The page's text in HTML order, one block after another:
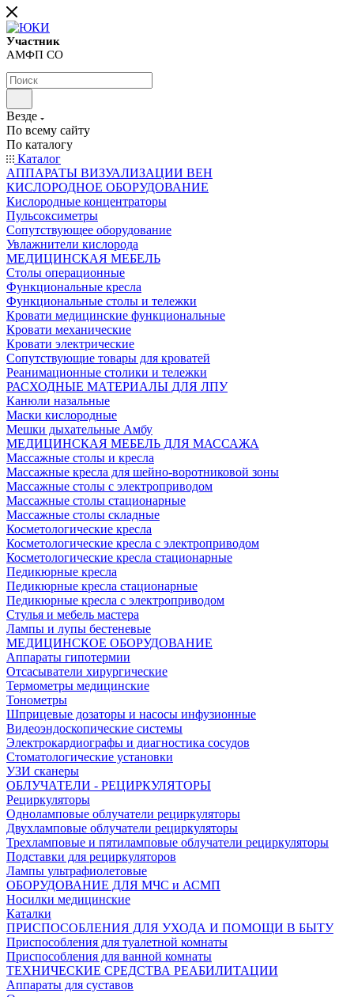
Участник
АМФП СО
Везде
По всему сайту
По каталогу
Каталог
АППАРАТЫ ВИЗУАЛИЗАЦИИ ВЕН
КИСЛОРОДНОЕ ОБОРУДОВАНИЕ
Кислородные концентраторы
Пульсоксиметры
Сопутствующее оборудование
Увлажнители кислорода
МЕДИЦИНСКАЯ МЕБЕЛЬ
Столы операционные
Функциональные кресла
Функциональные столы и тележки
Кровати медицинские функциональные
Кровати механические
Кровати электрические
Сопутствующие товары для кроватей
Реанимационные столики и тележки
РАСХОДНЫЕ МАТЕРИАЛЫ ДЛЯ ЛПУ
Канюли назальные
Маски кислородные
Мешки дыхательные Амбу
МЕДИЦИНСКАЯ МЕБЕЛЬ ДЛЯ МАССАЖА
Массажные столы и кресла
Массажные кресла для шейно-воротниковой зоны
Массажные столы с электроприводом
Массажные столы стационарные
Массажные столы складные
Косметологические кресла
Косметологические кресла с электроприводом
Косметологические кресла стационарные
Педикюрные кресла
Педикюрные кресла стационарные
Педикюрные кресла с электроприводом
Стулья и мебель мастера
Лампы и лупы бестеневые
МЕДИЦИНСКОЕ ОБОРУДОВАНИЕ
Аппараты гипотермии
Отсасыватели хирургические
Термометры медицинские
Тонометры
Шприцевые дозаторы и насосы инфузионные
Видеоэндоскопические системы
Электрокардиографы и диагностика сосудов
Стоматологические установки
УЗИ сканеры
ОБЛУЧАТЕЛИ - РЕЦИРКУЛЯТОРЫ
Рециркуляторы
Одноламповые облучатели рециркуляторы
Двухламповые облучатели рециркуляторы
Трехламповые и пятиламповые облучатели рециркуляторы
Подставки для рециркуляторов
Лампы ультрафиолетовые
ОБОРУДОВАНИЕ ДЛЯ МЧС и АСМП
Носилки медицинские
Каталки
ПРИСПОСОБЛЕНИЯ ДЛЯ УХОДА И ПОМОЩИ В БЫТУ
Приспособления для туалетной комнаты
Приспособления для ванной комнаты
ТЕХНИЧЕСКИЕ СРЕДСТВА РЕАБИЛИТАЦИИ
Аппараты для суставов